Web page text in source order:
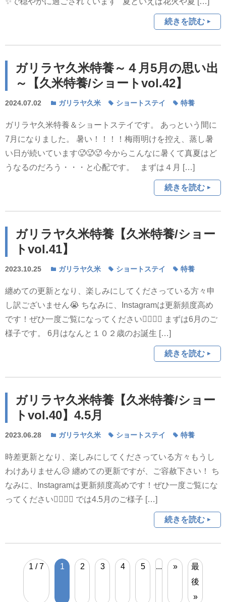
続きを読む
ガリラヤ久米特養～４月5月の思い出
～【久米特養/ショートvol.42】
2024.07.02 ガリラヤ久米 ショートステイ 特養
ガリラヤ久米特養＆ショートステイです。 あっという間に
7月になりました。 暑い！！！！梅雨明けを控え、蒸し暑
い日が続いています🥵🥵🥵 今からこんなに暑くて真夏はど
うなるのだろう・・・と心配です。 まずは４月 […]
続きを読む
ガリラヤ久米特養【久米特養/ショー
トvol.41】
2023.10.25 ガリラヤ久米 ショートステイ 特養
纏めての更新となり、楽しみにしてくださっている方々申
し訳ございません😭 ちなみに、Instagramは更新頻度高め
です！ぜひ一度ご覧になってください💁‍♀️💁‍♂️ まずは6月のご
様子です。 6月はなんと１０２歳のお誕生 […]
続きを読む
ガリラヤ久米特養【久米特養/ショー
トvol.40】4.5月
2023.06.28 ガリラヤ久米 ショートステイ 特養
時差更新となり、楽しみにしてくださっている方々もうし
わけありません😥 纏めての更新ですが、ご容赦下さい！ ち
なみに、Instagramは更新頻度高めです！ぜひ一度ご覧にな
ってください💁‍♀️💁‍♂️ では4.5月のご様子 […]
続きを読む
1 / 7 1 2 3 4 5 ... »
最
後
»